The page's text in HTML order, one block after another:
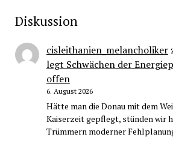
Diskussion
cisleithanien_melancholiker
legt Schwächen der
offen
6. August 2026
Hätte man die Donau mit dem
Kaiserzeit gepflegt, stünden wir
Trümmern moderner